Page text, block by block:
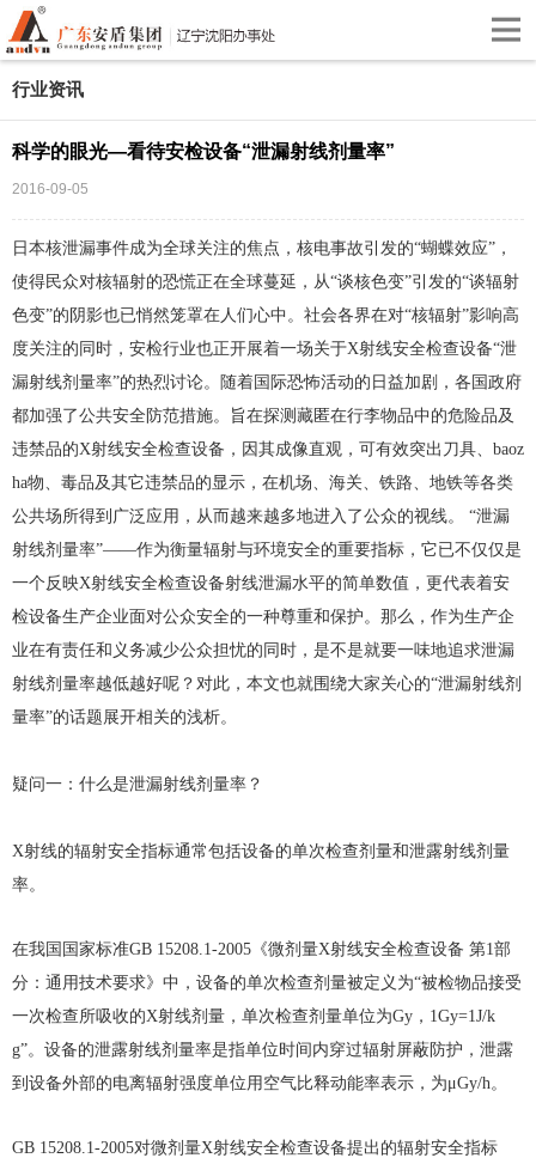
行业资讯
科学的眼光—看待安检设备“泄漏射线剂量率”
2016-09-05
日本核泄漏事件成为全球关注的焦点，核电事故引发的“蝴蝶效应”，
使得民众对核辐射的恐慌正在全球蔓延，从“谈核色变”引发的“谈辐射
色变”的阴影也已悄然笼罩在人们心中。社会各界在对“核辐射”影响高
度关注的同时，安检行业也正开展着一场关于X射线安全检查设备“泄
漏射线剂量率”的热烈讨论。随着国际恐怖活动的日益加剧，各国政府
都加强了公共安全防范措施。旨在探测藏匿在行李物品中的危险品及
违禁品的X射线安全检查设备，因其成像直观，可有效突出刀具、baoz
ha物、毒品及其它违禁品的显示，在机场、海关、铁路、地铁等各类
公共场所得到广泛应用，从而越来越多地进入了公众的视线。 “泄漏
射线剂量率”——作为衡量辐射与环境安全的重要指标，它已不仅仅是
一个反映X射线安全检查设备射线泄漏水平的简单数值，更代表着安
检设备生产企业面对公众安全的一种尊重和保护。那么，作为生产企
业在有责任和义务减少公众担忧的同时，是不是就要一味地追求泄漏
射线剂量率越低越好呢？对此，本文也就围绕大家关心的“泄漏射线剂
量率”的话题展开相关的浅析。
疑问一：什么是泄漏射线剂量率？
X射线的辐射安全指标通常包括设备的单次检查剂量和泄露射线剂量
率。
在我国国家标准GB 15208.1-2005《微剂量X射线安全检查设备 第1部
分：通用技术要求》中，设备的单次检查剂量被定义为“被检物品接受
一次检查所吸收的X射线剂量，单次检查剂量单位为Gy，1Gy=1J/k
g”。设备的泄露射线剂量率是指单位时间内穿过辐射屏蔽防护，泄露
到设备外部的电离辐射强度单位用空气比释动能率表示，为μGy/h。
GB 15208.1-2005对微剂量X射线安全检查设备提出的辐射安全指标